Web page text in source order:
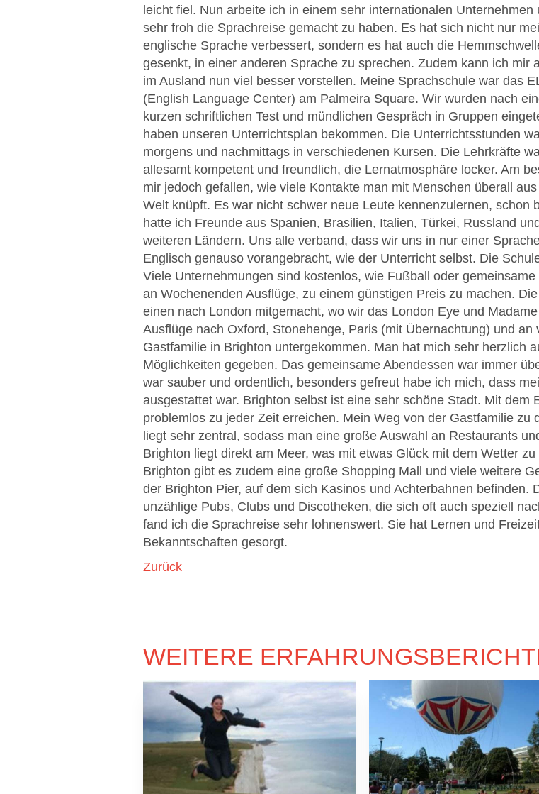
leicht fiel. Nun arbeite ich in einem sehr internationalen Unternehmen
sehr froh die Sprachreise gemacht zu haben. Es hat sich nicht nur
englische Sprache verbessert, sondern es hat auch die
gesenkt, in einer anderen Sprache zu sprechen. Zudem kann ich mir
im Ausland nun viel besser vorstellen. Meine Sprachschule war das
(English Language Center) am Palmeira Square. Wir wurden nach
kurzen schriftlichen Test und mündlichen Gespräch in Gruppen
haben unseren Unterrichtsplan bekommen. Die Unterrichtsstunden
morgens und nachmittags in verschiedenen Kursen. Die Lehrkräfte
allesamt kompetent und freundlich, die Lernatmosphäre locker. Am
mir jedoch gefallen, wie viele Kontakte man mit Menschen überall
Welt knüpft. Es war nicht schwer neue Leute kennenzulernen, schon
hatte ich Freunde aus Spanien, Brasilien, Italien, Türkei, Russland
weiteren Ländern. Uns alle verband, dass wir uns in nur einer
Englisch genauso vorangebracht, wie der Unterricht selbst. Die
Viele Unternehmungen sind kostenlos, wie Fußball oder
an Wochenenden Ausflüge, zu einem günstigen Preis zu machen.
einen nach London mitgemacht, wo wir das London Eye und
Ausflüge nach Oxford, Stonehenge, Paris (mit Übernachtung) und
Gastfamilie in Brighton untergekommen. Man hat mich sehr herzlich
Möglichkeiten gegeben. Das gemeinsame Abendessen war immer
war sauber und ordentlich, besonders gefreut habe ich mich, dass
ausgestattet war. Brighton selbst ist eine sehr schöne Stadt. Mit dem
problemlos zu jeder Zeit erreichen. Mein Weg von der Gastfamilie zu
liegt sehr zentral, sodass man eine große Auswahl an Restaurants
Brighton liegt direkt am Meer, was mit etwas Glück mit dem Wetter
Brighton gibt es zudem eine große Shopping Mall und viele weitere
der Brighton Pier, auf dem sich Kasinos und Achterbahnen befinden.
unzählige Pubs, Clubs und Discotheken, die sich oft auch speziell
fand ich die Sprachreise sehr lohnenswert. Sie hat Lernen und
Bekanntschaften gesorgt.
Zurück
WEITERE